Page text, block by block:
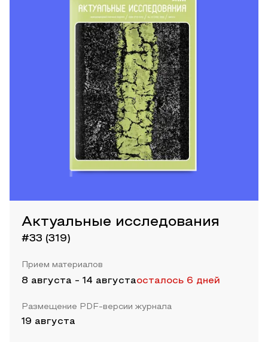
Актуальные исследования
#33 (319)
Прием материалов
8 августа - 14 августаосталось 6 дней
Размещение PDF-версии журнала
19 августа